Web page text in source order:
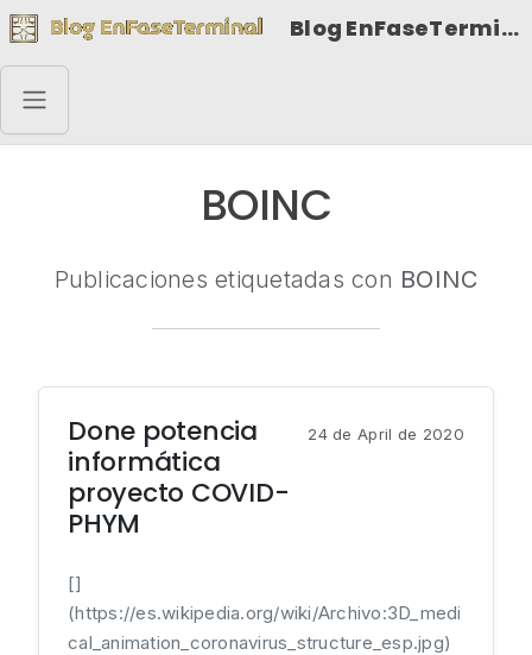
Blog EnFaseTerminal
BOINC
Publicaciones etiquetadas con BOINC
Done potencia
informática
proyecto COVID-
PHYM
24 de April de 2020
[]
(https://es.wikipedia.org/wiki/Archivo:3D_medi
cal_animation_coronavirus_structure_esp.jpg)